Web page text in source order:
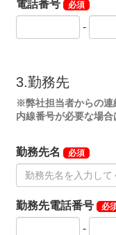
電話番号 必須
-
3.勤務先
※弊社担当者からの連
内線番号が必要な場合
勤務先名 必須
勤務先電話番号 必
-